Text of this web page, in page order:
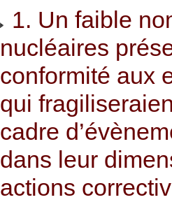
1. Un faible
nucléaires
conformité aux
qui
cadre
dans leur
actions